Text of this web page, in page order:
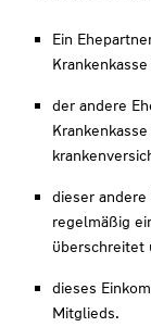
Ein
der andere
dieser
regelmäßig
überschreitet
dieses
Mitglieds.